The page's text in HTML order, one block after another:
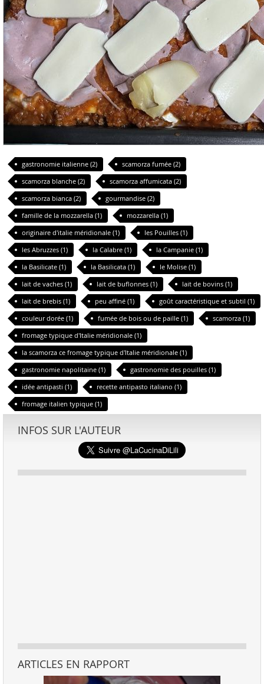
gastronomie italienne (2)
scamorza fumée (2)
scamorza blanche (2)
scamorza affumicata (2)
scamorza bianca (2)
gourmandise (2)
famille de la mozzarella (1)
mozzarella (1)
originaire d'italie méridionale (1)
les Pouilles (1)
les Abruzzes (1)
la Calabre (1)
la Campanie (1)
la Basilicate (1)
la Basilicata (1)
le Molise (1)
lait de vaches (1)
lait de buflonnes (1)
lait de bovins (1)
lait de brebis (1)
peu affiné (1)
goût caractéristique et subtil (1)
couleur dorée (1)
fumée de bois ou de paille (1)
scamorza (1)
fromage typique d'Italie méridionale (1)
la scamorza ce fromage typique d'Italie méridionale (1)
gastronomie napolitaine (1)
gastronomie des pouilles (1)
idée antipasti (1)
recette antipasto italiano (1)
fromage italien typique (1)
INFOS SUR L'AUTEUR
ARTICLES EN RAPPORT